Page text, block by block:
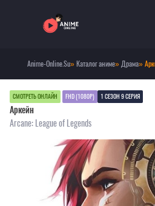
Anime-Online.Su»Каталог аниме» Драма»
СМОТРЕТЬ ОНЛАЙН FHD (1080P) 1 СЕЗОН 9 СЕРИЯ
Аркейн
Arcane: League of Legends